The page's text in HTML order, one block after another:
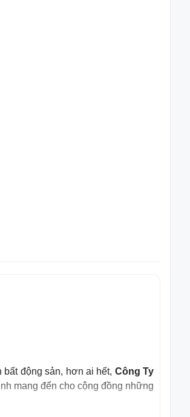
động sản, hơn ai hết, Công Ty
mang đến cho cộng đồng những